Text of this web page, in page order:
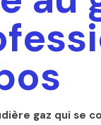
gaz qui se